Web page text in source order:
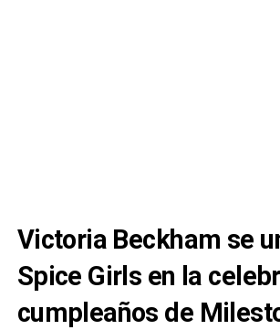
Victoria Beckham se
Spice Girls en la
cumpleaños de